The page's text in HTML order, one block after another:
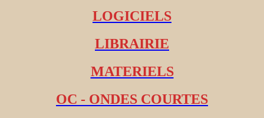
LOGICIELS
LIBRAIRIE
MATERIELS
OC - ONDES COURTES